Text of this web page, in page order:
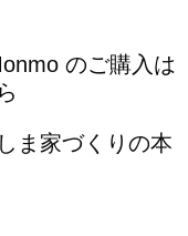
のご購入は
ま家づくりの本